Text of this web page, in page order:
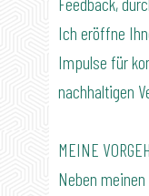
Ich eröffne
Impulse für
nachhaltigen
MEINE
Neben